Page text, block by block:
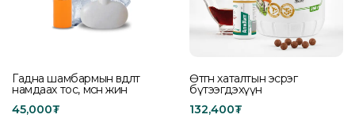
Гадна шамбармын өвдөлт
намдаах тос, мөсөн жин
45,000₮
Өтгөн хаталтын эсрэг
бүтээгдэхүүн
132,400₮